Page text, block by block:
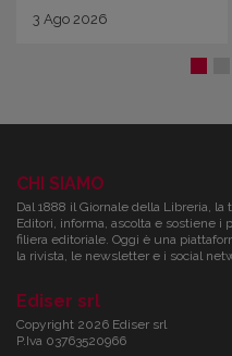
3 Ago 2026
CHI SIAMO
Dal 1888 il Giornale della Libreria, la
Editori, informa, ascolta e sostiene i
filiera editoriale. Oggi è una
la rivista, le newsletter e i social
Ediser srl
Copyright 2026 Ediser srl
P.Iva 03763520966